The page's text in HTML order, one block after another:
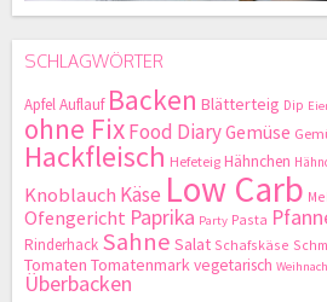
SCHLAGWÖRTER
ApfelAuflauf Backen Blätterteig Dip
ohne FixFood DiaryGemüse
Hackfleisch Hefeteig Hähnchen
Knoblauch Käse Low Carb
Ofengericht Paprika Party Pasta
Rinderhack Sahne Salat Schafskäse
Tomaten Tomatenmarkvegetarisch
Überbacken